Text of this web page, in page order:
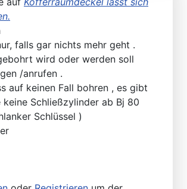
falls gar nichts mehr geht .
wird oder werden soll
/anrufen .
auf keinen Fall bohren , es gibt
Schließzylinder ab Bj 80
Schlüssel )